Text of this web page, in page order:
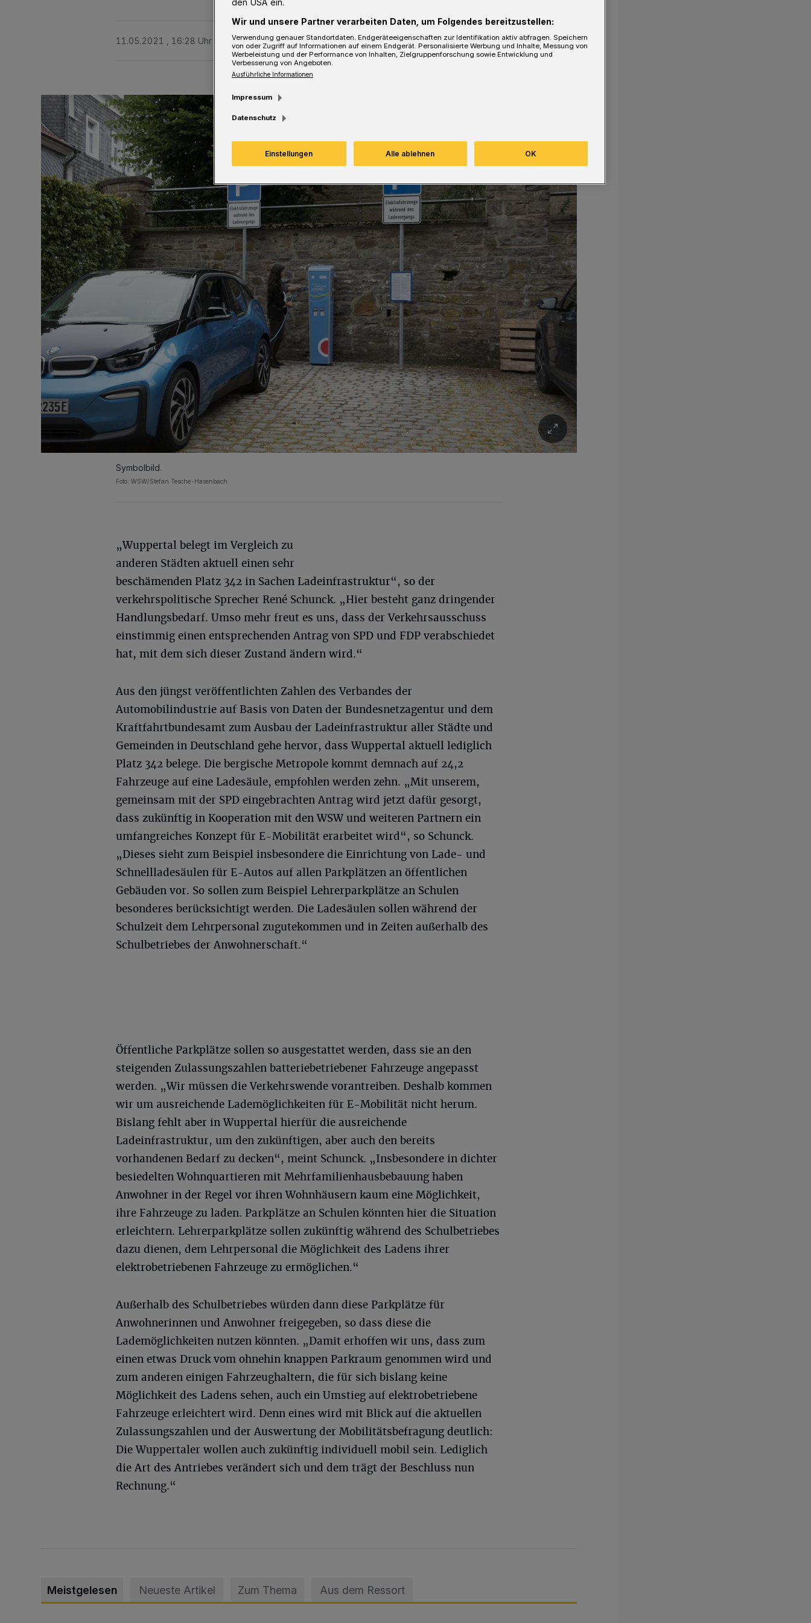
11.05.2021 , 16:28 Uhr 2 Minuten Lesezeit
Symbolbild.
Foto: WSW/Stefan Tesche-Hasenbach
„Wuppertal belegt im Vergleich zu
anderen Städten aktuell einen sehr
beschämenden Platz 342 in Sachen Ladeinfrastruktur“, so der
verkehrspolitische Sprecher René Schunck. „Hier besteht ganz dringender
Handlungsbedarf. Umso mehr freut es uns, dass der Verkehrsausschuss
einstimmig einen entsprechenden Antrag von SPD und FDP verabschiedet
hat, mit dem sich dieser Zustand ändern wird.“
Aus den jüngst veröffentlichten Zahlen des Verbandes der
Automobilindustrie auf Basis von Daten der Bundesnetzagentur und dem
Kraftfahrtbundesamt zum Ausbau der Ladeinfrastruktur aller Städte und
Gemeinden in Deutschland gehe hervor, dass Wuppertal aktuell lediglich
Platz 342 belege. Die bergische Metropole kommt demnach auf 24,2
Fahrzeuge auf eine Ladesäule, empfohlen werden zehn. „Mit unserem,
gemeinsam mit der SPD eingebrachten Antrag wird jetzt dafür gesorgt,
dass zukünftig in Kooperation mit den WSW und weiteren Partnern ein
umfangreiches Konzept für E-Mobilität erarbeitet wird“, so Schunck.
„Dieses sieht zum Beispiel insbesondere die Einrichtung von Lade- und
Schnellladesäulen für E-Autos auf allen Parkplätzen an öffentlichen
Gebäuden vor. So sollen zum Beispiel Lehrerparkplätze an Schulen
besonderes berücksichtigt werden. Die Ladesäulen sollen während der
Schulzeit dem Lehrpersonal zugutekommen und in Zeiten außerhalb des
Schulbetriebes der Anwohnerschaft.“
Öffentliche Parkplätze sollen so ausgestattet werden, dass sie an den
steigenden Zulassungszahlen batteriebetriebener Fahrzeuge angepasst
werden. „Wir müssen die Verkehrswende vorantreiben. Deshalb kommen
wir um ausreichende Lademöglichkeiten für E-Mobilität nicht herum.
Bislang fehlt aber in Wuppertal hierfür die ausreichende
Ladeinfrastruktur, um den zukünftigen, aber auch den bereits
vorhandenen Bedarf zu decken“, meint Schunck. „Insbesondere in dichter
besiedelten Wohnquartieren mit Mehrfamilienhausbebauung haben
Anwohner in der Regel vor ihren Wohnhäusern kaum eine Möglichkeit,
ihre Fahrzeuge zu laden. Parkplätze an Schulen könnten hier die Situation
erleichtern. Lehrerparkplätze sollen zukünftig während des Schulbetriebes
dazu dienen, dem Lehrpersonal die Möglichkeit des Ladens ihrer
elektrobetriebenen Fahrzeuge zu ermöglichen.“
Außerhalb des Schulbetriebes würden dann diese Parkplätze für
Anwohnerinnen und Anwohner freigegeben, so dass diese die
Lademöglichkeiten nutzen könnten. „Damit erhoffen wir uns, dass zum
einen etwas Druck vom ohnehin knappen Parkraum genommen wird und
zum anderen einigen Fahrzeughaltern, die für sich bislang keine
Möglichkeit des Ladens sehen, auch ein Umstieg auf elektrobetriebene
Fahrzeuge erleichtert wird. Denn eines wird mit Blick auf die aktuellen
Zulassungszahlen und der Auswertung der Mobilitätsbefragung deutlich:
Die Wuppertaler wollen auch zukünftig individuell mobil sein. Lediglich
die Art des Antriebes verändert sich und dem trägt der Beschluss nun
Rechnung.“
Meistgelesen Neueste Artikel Zum Thema Aus dem Ressort
den USA ein.
Wir und unsere Partner verarbeiten Daten, um Folgendes bereitzustellen:
Verwendung genauer Standortdaten. Endgeräteeigenschaften zur Identifikation aktiv abfragen. Speichern
von oder Zugriff auf Informationen auf einem Endgerät. Personalisierte Werbung und Inhalte, Messung von
Werbeleistung und der Performance von Inhalten, Zielgruppenforschung sowie Entwicklung und
Verbesserung von Angeboten.
Ausführliche Informationen
Impressum
Datenschutz
Einstellungen Alle ablehnen OK